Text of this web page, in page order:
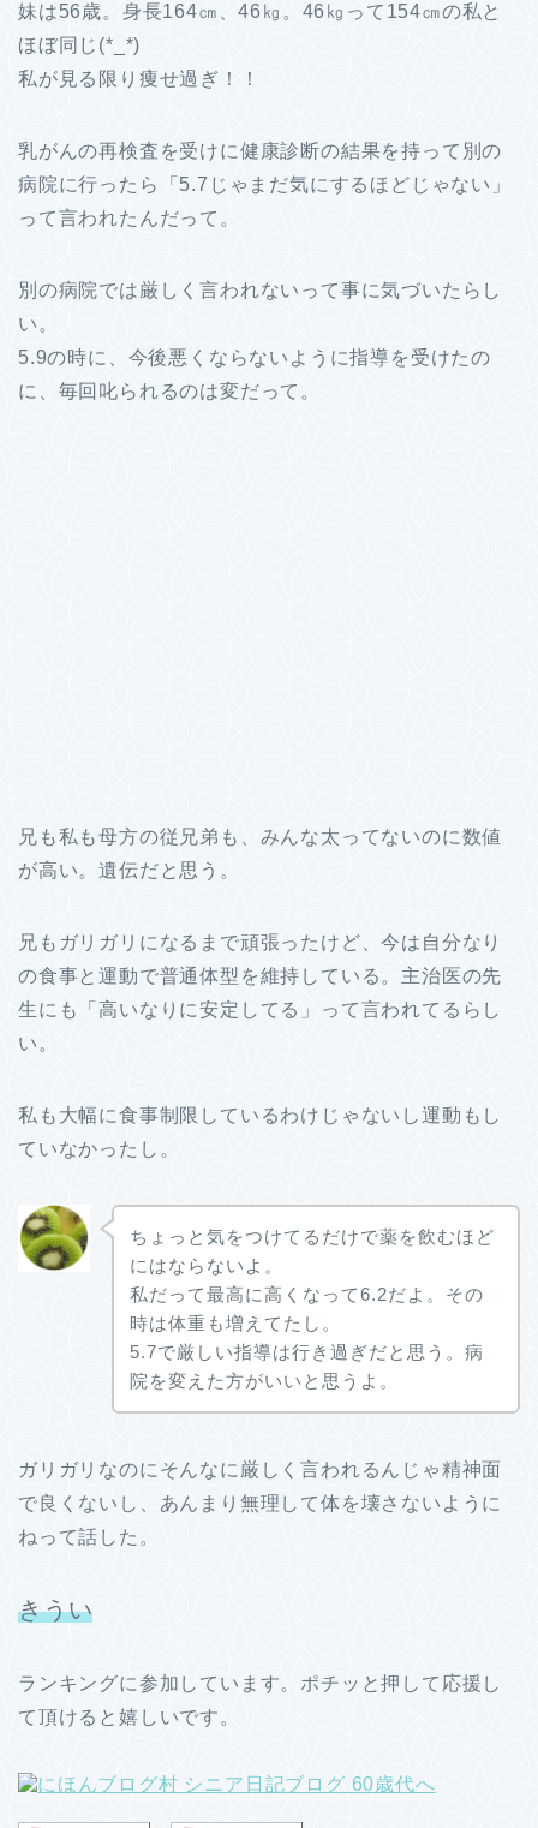
妹は56歳。身長164㎝、46㎏。46㎏って154㎝の私と
ほぼ同じ(*_*)
私が見る限り痩せ過ぎ！！
乳がんの再検査を受けに健康診断の結果を持って別の
病院に行ったら「5.7じゃまだ気にするほどじゃない」
って言われたんだって。
別の病院では厳しく言われないって事に気づいたらし
い。
5.9の時に、今後悪くならないように指導を受けたの
に、毎回叱られるのは変だって。
兄も私も母方の従兄弟も、みんな太ってないのに数値
が高い。遺伝だと思う。
兄もガリガリになるまで頑張ったけど、今は自分なり
の食事と運動で普通体型を維持している。主治医の先
生にも「高いなりに安定してる」って言われてるらし
い。
私も大幅に食事制限しているわけじゃないし運動もし
ていなかったし。
ちょっと気をつけてるだけで薬を飲むほど
にはならないよ。
私だって最高に高くなって6.2だよ。その
時は体重も増えてたし。
5.7で厳しい指導は行き過ぎだと思う。病
院を変えた方がいいと思うよ。
ガリガリなのにそんなに厳しく言われるんじゃ精神面
で良くないし、あんまり無理して体を壊さないように
ねって話した。
きうい
ランキングに参加しています。ポチッと押して応援し
て頂けると嬉しいです。